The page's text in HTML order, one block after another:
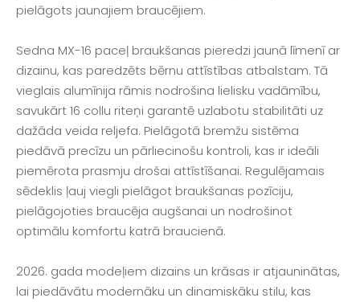
pielāgots jaunajiem braucējiem.
Sedna MX-16 paceļ braukšanas pieredzi jaunā līmenī ar
dizainu, kas paredzēts bērnu attīstības atbalstam. Tā
vieglais alumīnija rāmis nodrošina lielisku vadāmību,
savukārt 16 collu riteņi garantē uzlabotu stabilitāti uz
dažāda veida reljefa. Pielāgotā bremžu sistēma
piedāvā precīzu un pārliecinošu kontroli, kas ir ideāli
piemērota prasmju drošai attīstīšanai. Regulējamais
sēdeklis ļauj viegli pielāgot braukšanas pozīciju,
pielāgojoties braucēja augšanai un nodrošinot
optimālu komfortu katrā braucienā.
2026. gada modeļiem dizains un krāsas ir atjauninātas,
lai piedāvātu modernāku un dinamiskāku stilu, kas